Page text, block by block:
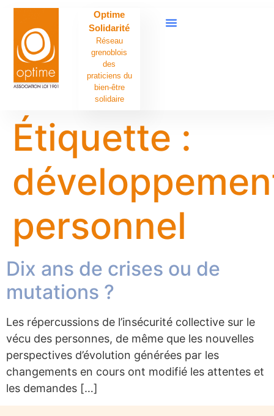
Optime
Solidarité
Réseau
grenoblois
des
praticiens du
bien-être
solidaire
Étiquette :
personnel
Dix ans de crises ou de
mutations ?
Les répercussions de l’insécurité collective sur le
vécu des personnes, de même que les nouvelles
perspectives d’évolution générées par les
changements en cours ont modifié les attentes et
les demandes […]